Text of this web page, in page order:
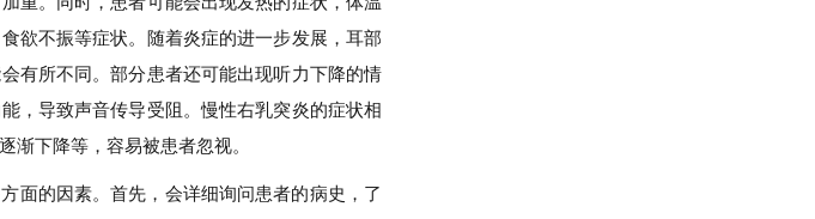
欲不振等症状。随着炎症的进一步发展，耳部
有所不同。部分患者还可能出现听力下降的情
，导致声音传导受阻。慢性右乳突炎的症状相
渐下降等，容易被患者忽视。
面的因素。首先，会详细询问患者的病史，了